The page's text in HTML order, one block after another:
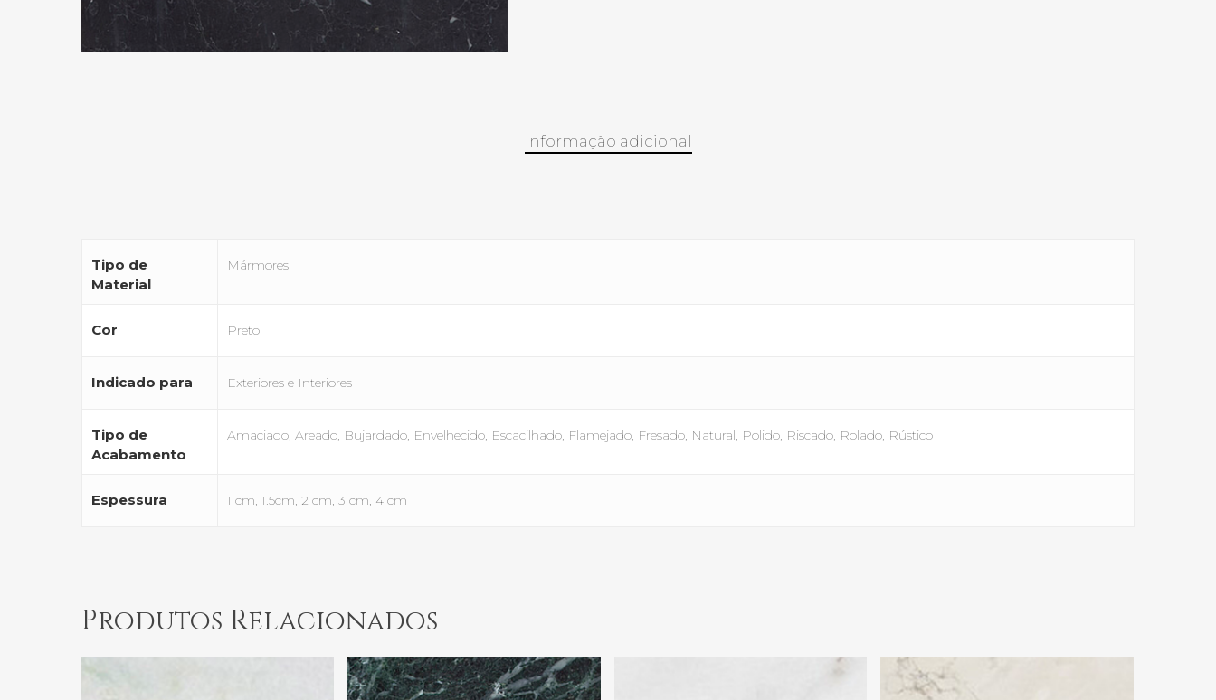
Informação adicional
Tipo de
Material
Mármores
Cor Preto
Indicado para Exteriores e Interiores
Tipo de
Acabamento
Amaciado, Areado, Bujardado, Envelhecido, Escacilhado, Flamejado, Fresado, Natural, Polido, Riscado, Rolado, Rústico
Espessura 1 cm, 1.5cm, 2 cm, 3 cm, 4 cm
Produtos Relacionados